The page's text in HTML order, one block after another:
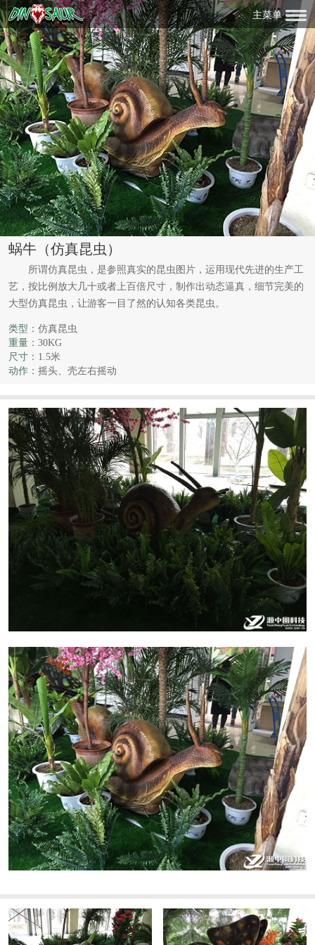
主菜单
蜗牛（仿真昆虫）
所谓仿真昆虫，是参照真实的昆虫图片，运用现代先进的生产工
艺，按比例放大几十或者上百倍尺寸，制作出动态逼真，细节完美的
大型仿真昆虫，让游客一目了然的认知各类昆虫。
类型： 仿真昆虫
重量： 30KG
尺寸： 1.5米
动作： 摇头、壳左右摇动